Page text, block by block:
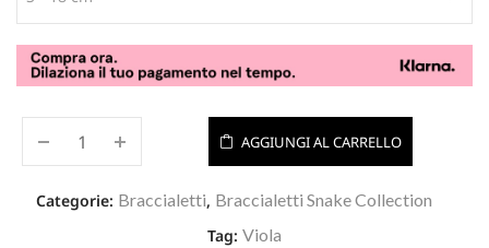
AGGIUNGI AL CARRELLO
Categorie: Braccialetti, Braccialetti Snake Collection
Tag: Viola